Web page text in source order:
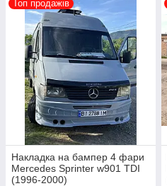
Топ продажів
Накладка на бампер 4 фари
Mercedes Sprinter w901 TDI
(1996-2000)